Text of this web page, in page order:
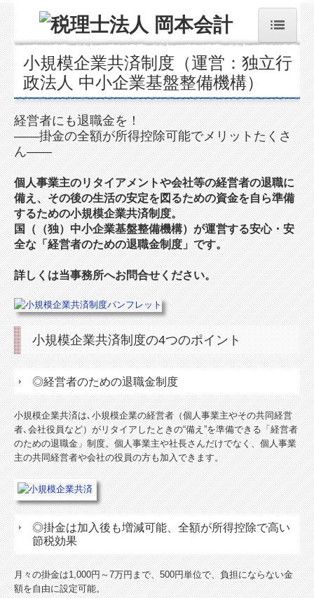
ホーム
事務所紹介
ご支援できること
事務所方針
料金について
スタッフ紹介
経営革新等支援機関とは
事業承継支援のご案内
国の共済制度活用コーナー
TKCシステムのご紹介
情報セキュリティ基本方針
個人情報保護方針
お問合せ
小規模企業共済制度（運営：独立行
政法人 中小企業基盤整備機構）
経営者にも退職金を！
――掛金の全額が所得控除可能でメリットたくさ
ん――
個人事業主のリタイアメントや会社等の経営者の退職に
備え、その後の生活の安定を図るための資金を自ら準備
するための小規模企業共済制度。
国（（独）中小企業基盤整備機構）が運営する安心・安
全な「経営者のための退職金制度」です。
詳しくは当事務所へお問合せください。
小規模企業共済制度の4つのポイント
◎経営者のための退職金制度
小規模企業共済は､小規模企業の経営者（個人事業主やその共同経営
者､会社役員など）がリタイアしたときの“備え”を準備できる「経営者
のための退職金」制度。個人事業主や社長さんだけでなく、個人事業
主の共同経営者や会社の役員の方も加入できます。
◎掛金は加入後も増減可能、全額が所得控除で高い
節税効果
月々の掛金は1,000円～7万円まで、500円単位で、負担にならない金
額を自由に設定可能。